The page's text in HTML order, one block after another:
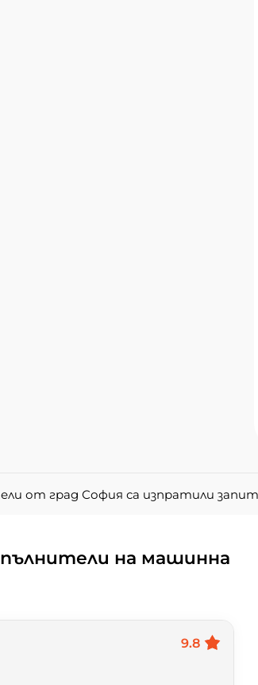
от град София са изпратили
на машинна
9.8